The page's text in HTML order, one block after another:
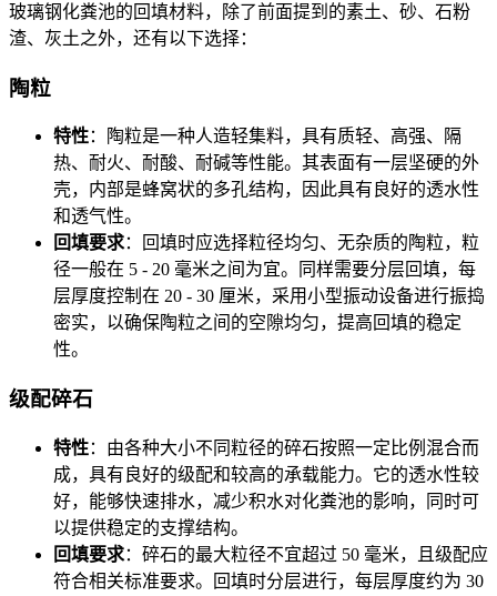
玻璃钢化粪池的回填材料，除了前面提到的素土、砂、石粉
渣、灰土之外，还有以下选择：
陶粒
特性：陶粒是一种人造轻集料，具有质轻、高强、隔
热、耐火、耐酸、耐碱等性能。其表面有一层坚硬的外
壳，内部是蜂窝状的多孔结构，因此具有良好的透水性
和透气性。
回填要求：回填时应选择粒径均匀、无杂质的陶粒，粒
径一般在 5 - 20 毫米之间为宜。同样需要分层回填，每
层厚度控制在 20 - 30 厘米，采用小型振动设备进行振捣
密实，以确保陶粒之间的空隙均匀，提高回填的稳定
性。
级配碎石
特性：由各种大小不同粒径的碎石按照一定比例混合而
成，具有良好的级配和较高的承载能力。它的透水性较
好，能够快速排水，减少积水对化粪池的影响，同时可
以提供稳定的支撑结构。
回填要求：碎石的最大粒径不宜超过 50 毫米，且级配应
符合相关标准要求。回填时分层进行，每层厚度约为 30